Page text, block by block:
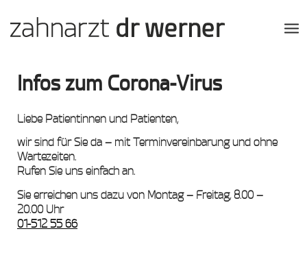
Infos zum Corona-Virus
Liebe Patientinnen und Patienten,
wir sind für Sie da – mit Terminvereinbarung und ohne
Wartezeiten.
Rufen Sie uns einfach an.
Sie erreichen uns dazu von Montag – Freitag, 8.00 –
20.00 Uhr
01-512 55 66